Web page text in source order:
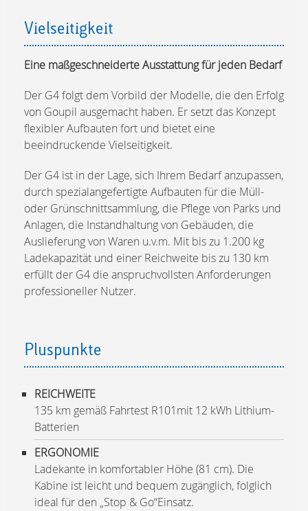
Vielseitigkeit
Eine maßgeschneiderte Ausstattung für jeden Bedarf
Der G4 folgt dem Vorbild der Modelle, die den Erfolg
von Goupil ausgemacht haben. Er setzt das Konzept
flexibler Aufbauten fort und bietet eine
beeindruckende Vielseitigkeit.
Der G4 ist in der Lage, sich Ihrem Bedarf anzupassen,
durch spezialangefertigte Aufbauten für die Müll-
oder Grünschnittsammlung, die Pflege von Parks und
Anlagen, die Instandhaltung von Gebäuden, die
Auslieferung von Waren u.v.m. Mit bis zu 1.200 kg
Ladekapazität und einer Reichweite bis zu 130 km
erfüllt der G4 die anspruchvollsten Anforderungen
professioneller Nutzer.
Pluspunkte
REICHWEITE
135 km gemäß Fahrtest R101mit 12 kWh Lithium-
Batterien
ERGONOMIE
Ladekante in komfortabler Höhe (81 cm). Die
Kabine ist leicht und bequem zugänglich, folglich
ideal für den „Stop & Go“Einsatz.